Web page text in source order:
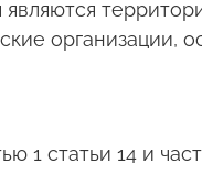
организации,
1 статьи 14 и